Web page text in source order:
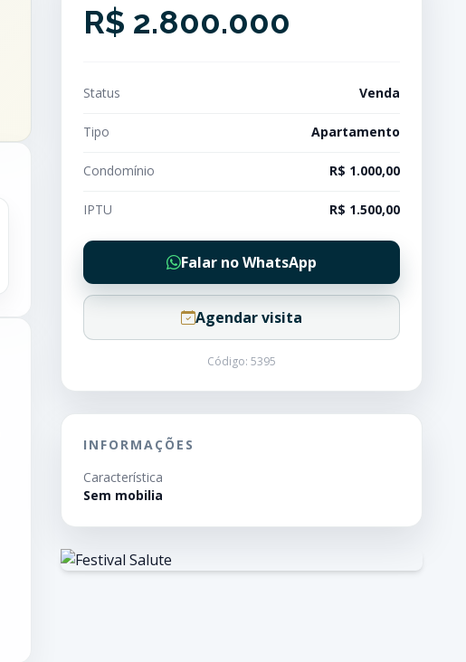
R$ 2.800.000
Status Venda
Tipo Apartamento
Condomínio R$ 1.000,00
IPTU R$ 1.500,00
Falar no WhatsApp
Agendar visita
Código: 5395
INFORMAÇÕES
Característica
Sem mobilia